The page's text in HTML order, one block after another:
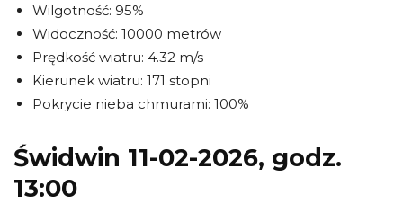
Wilgotność: 95%
Widoczność: 10000 metrów
Prędkość wiatru: 4.32 m/s
Kierunek wiatru: 171 stopni
Pokrycie nieba chmurami: 100%
Świdwin 11-02-2026, godz.
13:00